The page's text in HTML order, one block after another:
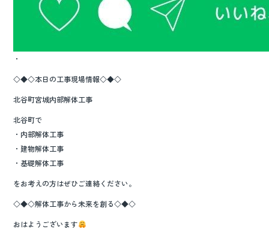
・
◇◆◇本日の工事現場情報◇◆◇
北谷町宮城内部解体工事
北谷町で
・内部解体工事
・建物解体工事
・基礎解体工事
をお考えの方はぜひご連絡ください。
◇◆◇解体工事から未来を創る◇◆◇
おはようございます